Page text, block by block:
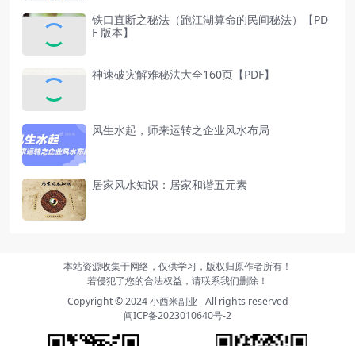
铁口直断之秘法（跑江湖算命的民间秘法）【PD
F 版本】
神速破灾解难秘法大全160页【PDF】
风生水起，师来运转之企业风水布局
居家风水知识：居家和谐五元素
本站资源收集于网络，仅供学习，版权归原作者所有！
若侵犯了您的合法权益，请联系我们删除！
Copyright © 2024小西米副业- All rights reserved
闽ICP备2023010640号-2